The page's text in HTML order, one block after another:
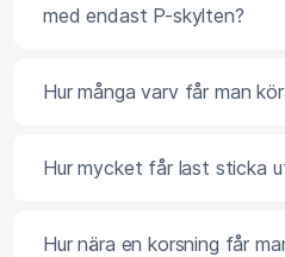
med endast P-skylten?
Hur många varv får man
Hur mycket får last sticka
Hur nära en korsning får